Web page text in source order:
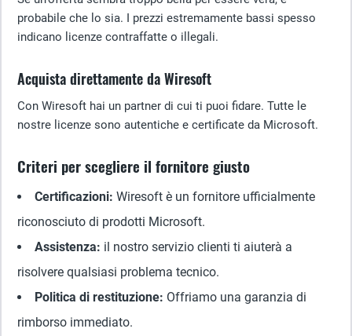
probabile che lo sia. I prezzi estremamente bassi spesso
indicano licenze contraffatte o illegali.
Acquista direttamente da Wiresoft
Con Wiresoft hai un partner di cui ti puoi fidare. Tutte le
nostre licenze sono autentiche e certificate da Microsoft.
Criteri per scegliere il fornitore giusto
Certificazioni: Wiresoft è un fornitore ufficialmente
riconosciuto di prodotti Microsoft.
Assistenza: il nostro servizio clienti ti aiuterà a
risolvere qualsiasi problema tecnico.
Politica di restituzione: Offriamo una garanzia di
rimborso immediato.